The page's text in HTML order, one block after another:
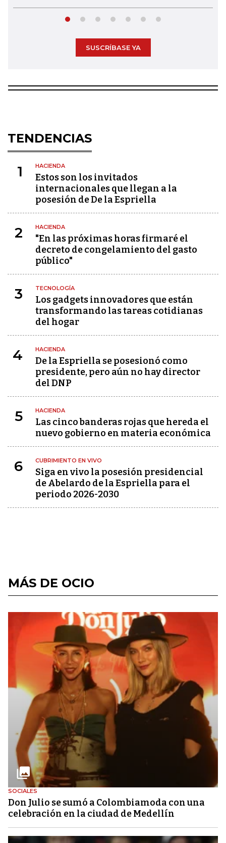
SUSCRÍBASE YA
TENDENCIAS
1 HACIENDA
Estos son los invitados
internacionales que llegan a la
posesión de De la Espriella
2 HACIENDA
"En las próximas horas firmaré el
decreto de congelamiento del gasto
público"
3 TECNOLOGÍA
Los gadgets innovadores que están
transformando las tareas cotidianas
del hogar
4 HACIENDA
De la Espriella se posesionó como
presidente, pero aún no hay director
del DNP
5 HACIENDA
Las cinco banderas rojas que hereda el
nuevo gobierno en materia económica
6 CUBRIMIENTO EN VIVO
Siga en vivo la posesión presidencial
de Abelardo de la Espriella para el
periodo 2026-2030
MÁS DE OCIO
SOCIALES
Don Julio se sumó a Colombiamoda con una
celebración en la ciudad de Medellín